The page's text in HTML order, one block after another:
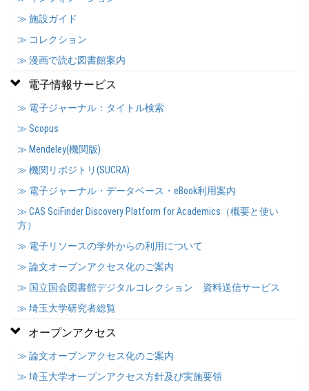
≫ 施設ガイド
≫ コレクション
≫ 漫画で読む図書館案内
電子情報サービス
≫ 電子ジャーナル：タイトル検索
≫ Scopus
≫ Mendeley(機関版)
≫ 機関リポジトリ(SUCRA)
≫ 電子ジャーナル・データベース・eBook利用案内
≫ CAS SciFinder Discovery Platform for Academics（概要と使い
方）
≫ 電子リソースの学外からの利用について
≫ 論文オープンアクセス化のご案内
≫ 国立国会図書館デジタルコレクション 資料送信サービス
≫ 埼玉大学研究者総覧
オープンアクセス
≫ 論文オープンアクセス化のご案内
≫ 埼玉大学オープンアクセス方針及び実施要領